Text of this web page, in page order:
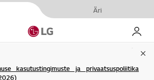
Äri
Minu
kasutustingimuste ja privaatsuspoliitika